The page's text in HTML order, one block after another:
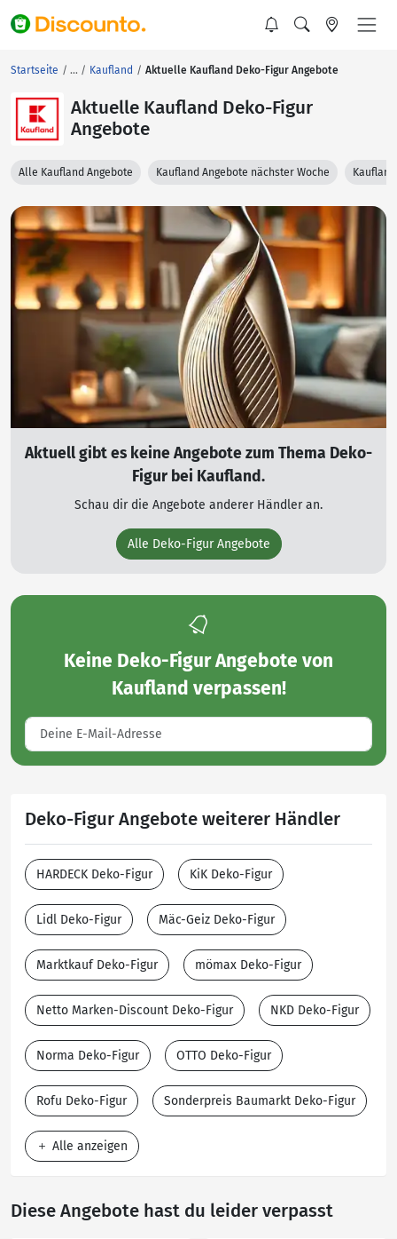
Startseite Kaufland Aktuelle Kaufland Deko-Figur Angebote
Aktuelle Kaufland Deko-Figur
Angebote
Alle Kaufland Angebote Kaufland Angebote nächster Woche
Aktuell gibt es keine Angebote zum Thema Deko-
Figur bei Kaufland.
Schau dir die Angebote anderer Händler an.
Alle Deko-Figur Angebote
Keine Deko-Figur Angebote von
Kaufland verpassen!
Deko-Figur Angebote weiterer Händler
HARDECK Deko-Figur KiK Deko-Figur
Lidl Deko-Figur Mäc-Geiz Deko-Figur
Marktkauf Deko-Figur mömax Deko-Figur
Netto Marken-Discount Deko-Figur NKD Deko-Figur
Norma Deko-Figur OTTO Deko-Figur
Rofu Deko-Figur Sonderpreis Baumarkt Deko-Figur
Alle anzeigen
Diese Angebote hast du leider verpasst